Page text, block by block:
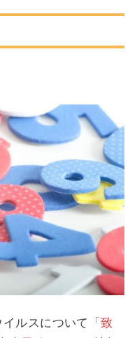
ルスについて
「致